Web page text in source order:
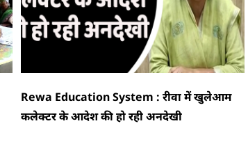
Rewa Education System : रीवा में खुलेआम
कलेक्टर के आदेश की हो रही अनदेखी